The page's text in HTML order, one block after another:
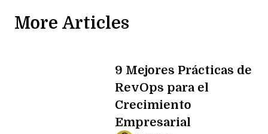
More Articles
9 Mejores Prácticas de
RevOps para el
Crecimiento
Empresarial